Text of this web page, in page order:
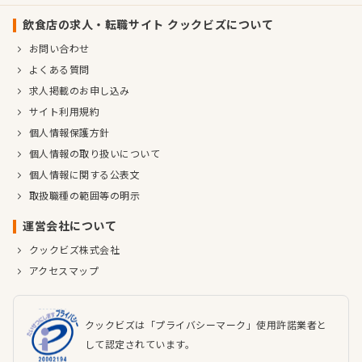
飲食店の求人・転職サイト クックビズについて
お問い合わせ
よくある質問
求人掲載のお申し込み
サイト利用規約
個人情報保護方針
個人情報の取り扱いについて
個人情報に関する公表文
取扱職種の範囲等の明示
運営会社について
クックビズ株式会社
アクセスマップ
クックビズは「プライバシーマーク」使用許諾業者と
して認定されています。